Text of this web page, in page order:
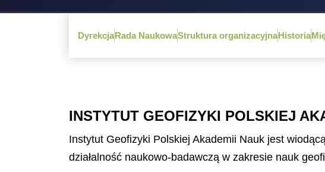
DyrekcjaRada NaukowaStruktura organizacyjnaHistoria
INSTYTUT GEOFIZYKI POLSKIEJ
Instytut Geofizyki Polskiej Akademii Nauk jest
działalność naukowo-badawczą w zakresie nauk